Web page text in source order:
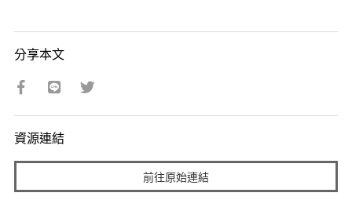
分享本文
資源連結
前往原始連結